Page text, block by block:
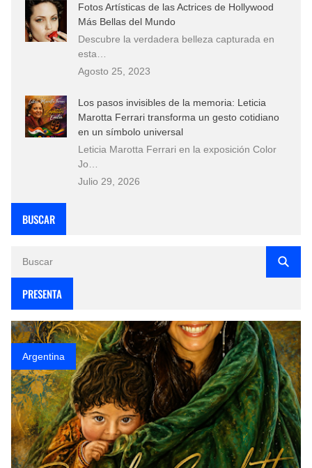
Fotos Artísticas de las Actrices de Hollywood
Más Bellas del Mundo
Descubre la verdadera belleza capturada en
esta…
Agosto 25, 2023
Los pasos invisibles de la memoria: Leticia
Marotta Ferrari transforma un gesto cotidiano
en un símbolo universal
Leticia Marotta Ferrari en la exposición Color
Jo…
Julio 29, 2026
BUSCAR
PRESENTA
Argentina